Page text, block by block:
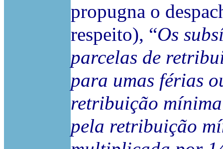
propugna o
respeito), “Os
parcelas de
para umas férias
retribuição
pela retribuição